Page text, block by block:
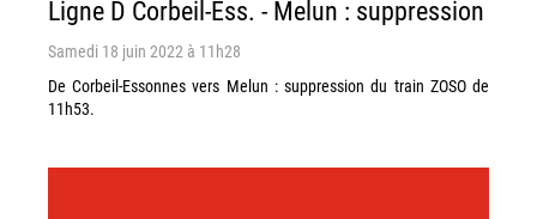
Ligne D Corbeil-Ess. - Melun : suppression
Samedi 18 juin 2022 à 11h28
De Corbeil-Essonnes vers Melun : suppression du train ZOSO de
11h53.